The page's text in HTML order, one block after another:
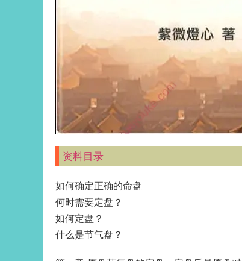
资料目录
如何确定正确的命盘
何时需要定盘？
如何定盘？
什么是节气盘？